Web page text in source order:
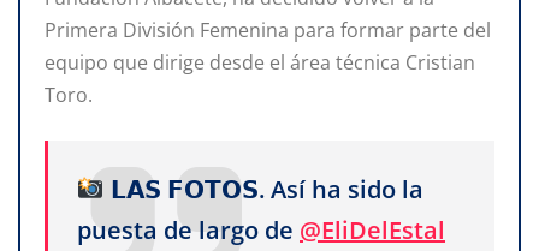
Primera División Femenina para formar parte del
equipo que dirige desde el área técnica Cristian
Toro.
𝗟𝗔𝗦 𝗙𝗢𝗧𝗢𝗦. Así ha sido la
puesta de largo de @EliDelEstal